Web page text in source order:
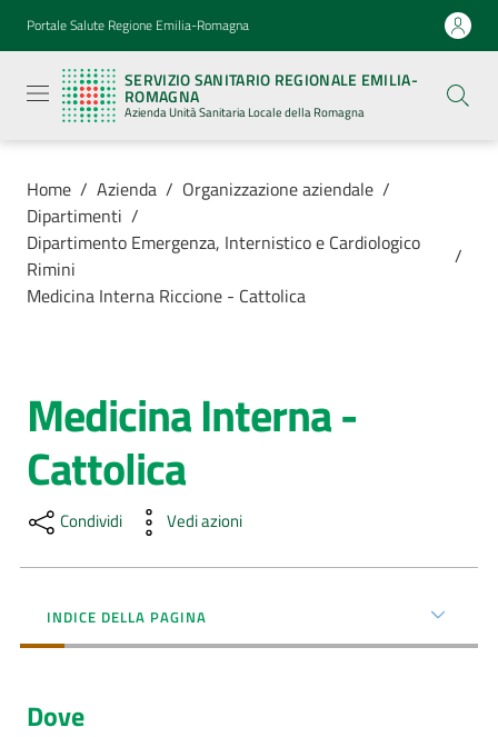
Vai al contenuto
Vai alla navigazione
Vai al footer
Portale Salute Regione Emilia-Romagna
SERVIZIO SANITARIO REGIONALE EMILIA-
ROMAGNA
Azienda Unità Sanitaria Locale della Romagna
Sanitario
Regionale
Emilia-
Romagna
Azienda
Sanitaria
Locale della
Romagna
Azienda
Luoghi
di
cura
AUSL
Comunica
Home / Azienda / Organizzazione aziendale /
Dipartimenti /
Dipartimento Emergenza, Internistico e Cardiologico
Rimini
/
Medicina Interna Riccione - Cattolica
Salta al contenuto
Medicina Interna -
Cattolica
Condividi Vedi azioni
INDICE DELLA PAGINA
Dove